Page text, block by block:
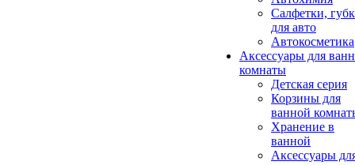
Салфетки,
для авто
Автокосметика
Аксессуары для
комнаты
Детская серия
Корзины для
ванной
Хранение в
ванной
Аксессуары